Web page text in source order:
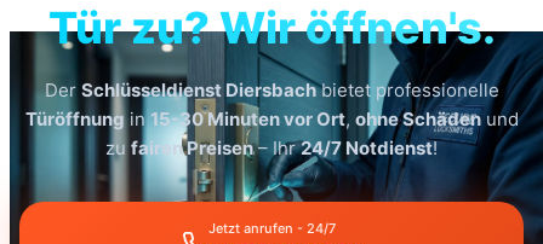
Tür zu? Wir öffnen's.
Der Schlüsseldienst Diersbachbietet professionelle
Türöffnung in 15-30 Minuten vor Ort, ohne Schädenund
zu fairen Preisen– Ihr24/7 Notdienst!
Jetzt anrufen - 24/7